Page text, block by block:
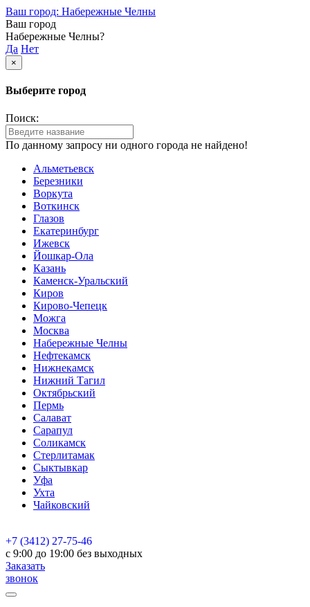
Ваш город: Набережные Челны
Ваш город
Набережные Челны?
Да Нет
×
Выберите город
Поиск:
По данному запросу ни одного города не найдено!
Альметьевск
Березники
Воркута
Воткинск
Глазов
Екатеринбург
Ижевск
Йошкар-Ола
Казань
Каменск-Уральский
Киров
Кирово-Чепецк
Можга
Москва
Набережные Челны
Нефтекамск
Нижнекамск
Нижний Тагил
Октябрьский
Пермь
Салават
Сарапул
Соликамск
Стерлитамак
Сыктывкар
Уфа
Ухта
Чайковский
+7 (3412) 27-75-46
c 9:00 до 19:00 без выходных
Заказать
звонок